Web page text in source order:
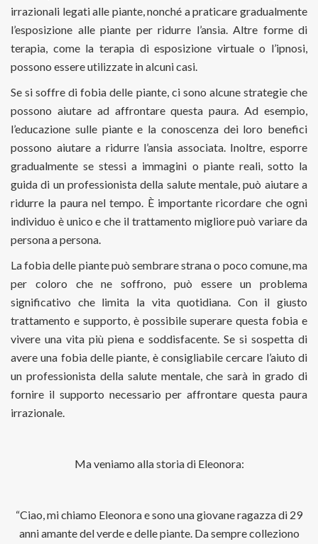
irrazionali legati alle piante, nonché a praticare gradualmente
l’esposizione alle piante per ridurre l’ansia. Altre forme di
terapia, come la terapia di esposizione virtuale o l’ipnosi,
possono essere utilizzate in alcuni casi.
Se si soffre di fobia delle piante, ci sono alcune strategie che
possono aiutare ad affrontare questa paura. Ad esempio,
l’educazione sulle piante e la conoscenza dei loro benefici
possono aiutare a ridurre l’ansia associata. Inoltre, esporre
gradualmente se stessi a immagini o piante reali, sotto la
guida di un professionista della salute mentale, può aiutare a
ridurre la paura nel tempo. È importante ricordare che ogni
individuo è unico e che il trattamento migliore può variare da
persona a persona.
La fobia delle piante può sembrare strana o poco comune, ma
per coloro che ne soffrono, può essere un problema
significativo che limita la vita quotidiana. Con il giusto
trattamento e supporto, è possibile superare questa fobia e
vivere una vita più piena e soddisfacente. Se si sospetta di
avere una fobia delle piante, è consigliabile cercare l’aiuto di
un professionista della salute mentale, che sarà in grado di
fornire il supporto necessario per affrontare questa paura
irrazionale.
Ma veniamo alla storia di Eleonora:
“Ciao, mi chiamo Eleonora e sono una giovane ragazza di 29
anni amante del verde e delle piante. Da sempre colleziono